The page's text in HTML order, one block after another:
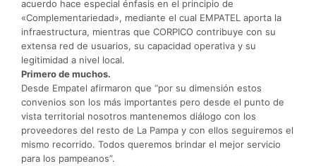
acuerdo hace especial énfasis en el principio de
«Complementariedad», mediante el cual EMPATEL aporta la
infraestructura, mientras que CORPICO contribuye con su
extensa red de usuarios, su capacidad operativa y su
legitimidad a nivel local.
Primero de muchos.
Desde Empatel afirmaron que “por su dimensión estos
convenios son los más importantes pero desde el punto de
vista territorial nosotros mantenemos diálogo con los
proveedores del resto de La Pampa y con ellos seguiremos el
mismo recorrido. Todos queremos brindar el mejor servicio
para los pampeanos”.